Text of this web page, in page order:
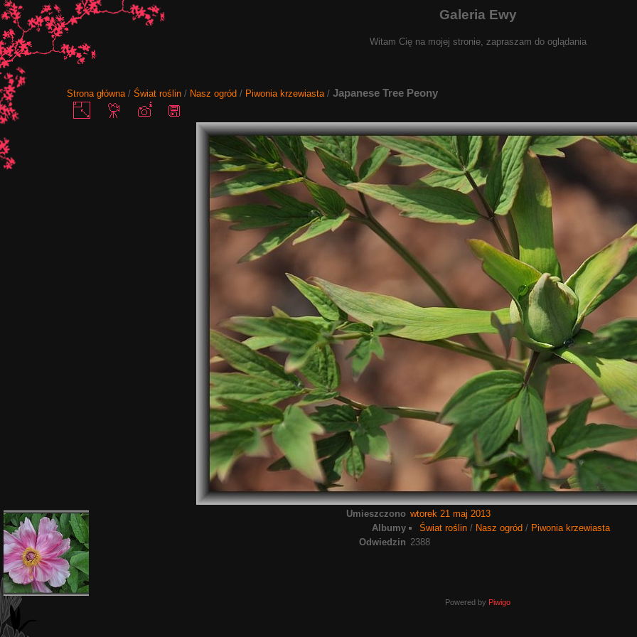
Galeria Ewy
Witam Cię na mojej stronie, zapraszam do oglądania
Strona główna /Świat roślin / Nasz ogród / Piwonia krzewiasta /Japanese Tree Peony
Umieszczono wtorek 21 maj 2013
Albumy
Świat roślin/ Nasz ogród/ Piwonia krzewiasta
Odwiedzin 2388
Powered by Piwigo